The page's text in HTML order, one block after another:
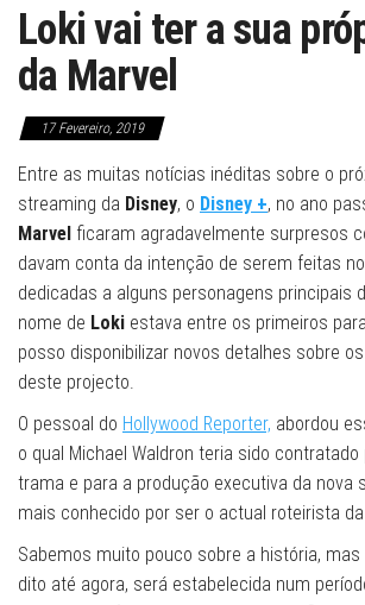
Loki vai ter a sua
da Marvel
17 Fevereiro, 2019
Entre as muitas notícias inéditas sobre o
streaming da Disney, o Disney +, no ano
Marvel ficaram agradavelmente surpresos
davam conta da intenção de serem feitas
dedicadas a alguns personagens principais
nome de Loki estava entre os primeiros
posso disponibilizar novos detalhes sobre
deste projecto.
O pessoal do Hollywood Reporter, abordou
o qual Michael Waldron teria sido
trama e para a produção executiva da nova
mais conhecido por ser o actual roteirista
Sabemos muito pouco sobre a história,
dito até agora, será estabelecida num